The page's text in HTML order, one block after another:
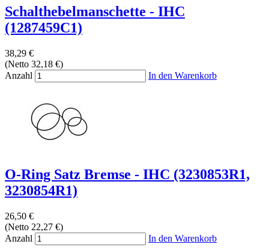
Schalthebelmanschette - IHC
(1287459C1)
38,29 €
(Netto 32,18 €)
Anzahl
In den Warenkorb
O-Ring Satz Bremse - IHC (3230853R1,
3230854R1)
26,50 €
(Netto 22,27 €)
Anzahl
In den Warenkorb